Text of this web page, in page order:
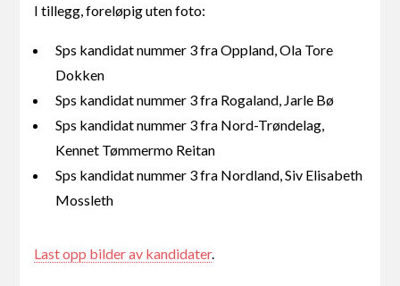
I tillegg, foreløpig uten foto:
Sps kandidat nummer 3 fra Oppland, Ola Tore
Dokken
Sps kandidat nummer 3 fra Rogaland, Jarle Bø
Sps kandidat nummer 3 fra Nord-Trøndelag,
Kennet Tømmermo Reitan
Sps kandidat nummer 3 fra Nordland, Siv Elisabeth
Mossleth
Last opp bilder av kandidater.